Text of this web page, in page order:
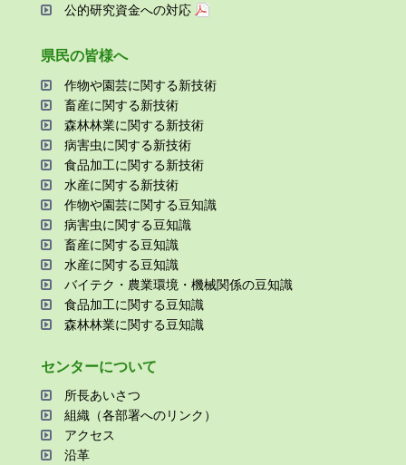
公的研究資金への対応
県⺠の皆様へ
作物や園芸に関する新技術
畜産に関する新技術
森林林業に関する新技術
病害⾍に関する新技術
⾷品加⼯に関する新技術
⽔産に関する新技術
作物や園芸に関する⾖知識
病害⾍に関する⾖知識
畜産に関する⾖知識
⽔産に関する⾖知識
バイテク・農業環境・機械関係の⾖知識
⾷品加⼯に関する⾖知識
森林林業に関する⾖知識
センターについて
所⻑あいさつ
組織（各部署へのリンク）
アクセス
沿⾰